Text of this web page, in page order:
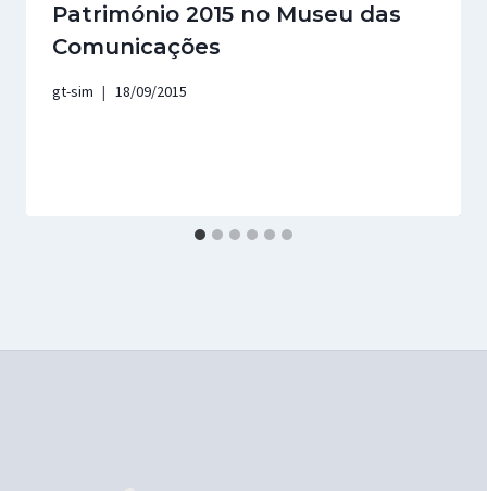
Património 2015 no Museu das
Comunicações
gt-sim 18/09/2015